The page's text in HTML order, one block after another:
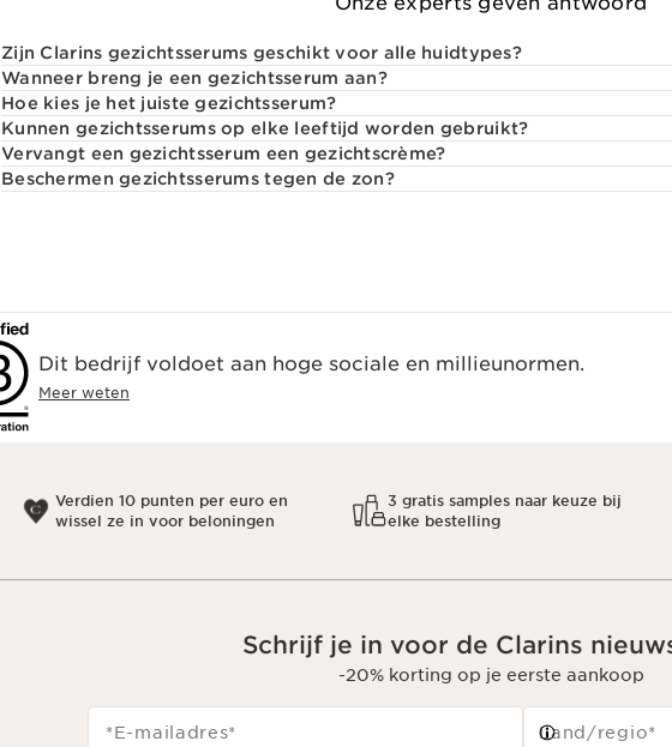
Zijn Clarins gezichtsserums geschikt voor alle huidtypes?
Wanneer breng je een gezichtsserum aan?
Hoe kies je het juiste gezichtsserum?
Kunnen gezichtsserums op elke leeftijd worden gebruikt?
Vervangt een gezichtsserum een gezichtscrème?
Beschermen gezichtsserums tegen de zon?
Dit bedrijf voldoet aan hoge sociale en millieunormen.
Meer weten
Verdien 10 punten per euro en
wissel ze in voor beloningen
3 gratis samples naar keuze bij
elke bestelling
Schrijf je in voor de Clarins
-20% korting op je eerste aankoop
*E-mailadres* Land/regio*